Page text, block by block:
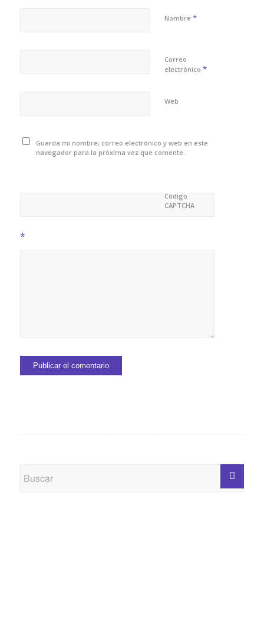
Nombre *
Correo
electrónico *
Web
Guarda mi nombre, correo electrónico y web en este
navegador para la próxima vez que comente.
Código
CAPTCHA
*